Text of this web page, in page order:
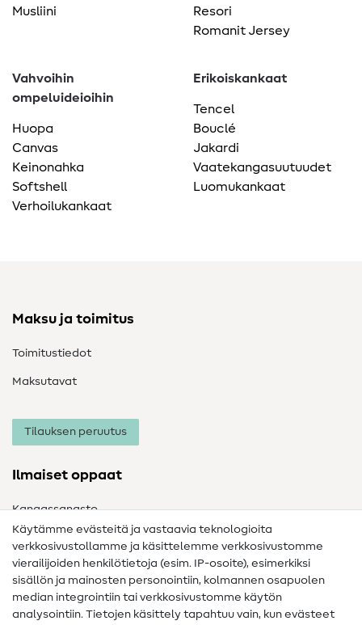
Musliini
Resori
Romanit Jersey
Vahvoihin
ompeluideioihin
Huopa
Canvas
Keinonahka
Softshell
Verhoilukankaat
Erikoiskankaat
Tencel
Bouclé
Jakardi
Vaatekangasuutuudet
Luomukankaat
Maksu ja toimitus
Toimitustiedot
Maksutavat
Tilauksen peruutus
Ilmaiset oppaat
Kangassanasto
Ompelusanasto
Ompeluohjeet
Apua ja yhteystiedot
Käytämme evästeitä ja vastaavia teknologioita
verkkosivustollamme ja käsittelemme verkkosivustomme
vierailijoiden henkilötietoja (esim. IP-osoite), esimerkiksi
sisällön ja mainosten personointiin, kolmannen osapuolen
median integrointiin tai verkkosivustomme käytön
analysointiin. Tietojen käsittely tapahtuu vain, kun evästeet